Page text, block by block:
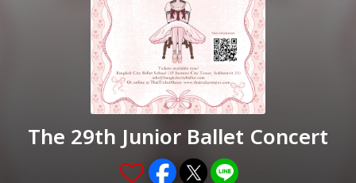
The 29th Junior Ballet Concert